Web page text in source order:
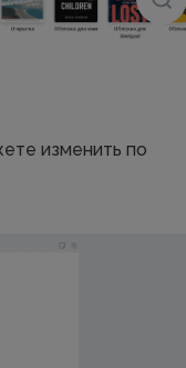
изменить по